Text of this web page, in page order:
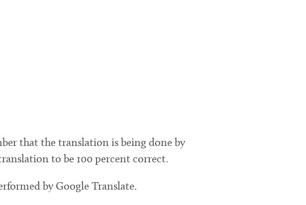
that the translation is being done by
to be 100 percent correct.
by Google Translate.